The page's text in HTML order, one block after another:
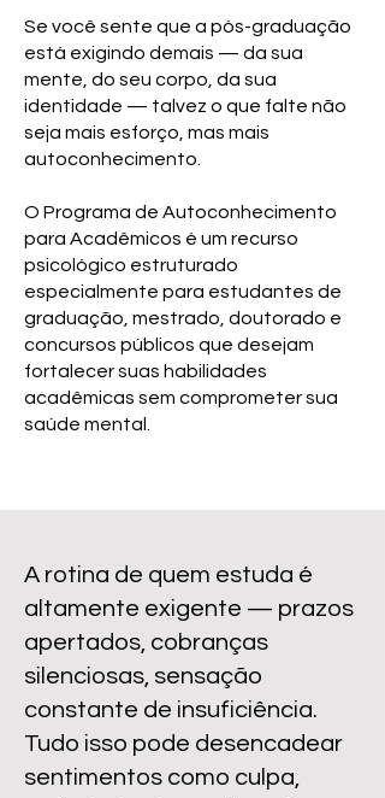
Se você sente que a pós-graduação
está exigindo demais — da sua
mente, do seu corpo, da sua
identidade — talvez o que falte não
seja mais esforço, mas mais
autoconhecimento.
O Programa de Autoconhecimento
para Acadêmicos é um recurso
psicológico estruturado
especialmente para estudantes de
graduação, mestrado, doutorado e
concursos públicos que desejam
fortalecer suas habilidades
acadêmicas sem comprometer sua
saúde mental.
A rotina de quem estuda é
altamente exigente — prazos
apertados, cobranças
silenciosas, sensação
constante de insuficiência.
Tudo isso pode desencadear
sentimentos como culpa,